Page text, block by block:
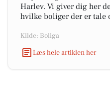
Harlev. Vi giver dig her
hvilke boliger der er tale
Kilde: Boliga
Læs hele artiklen her